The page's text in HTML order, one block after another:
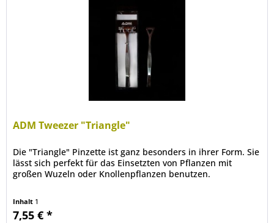
ADM Tweezer "Triangle"
Die "Triangle" Pinzette ist ganz besonders in ihrer Form. Sie
lässt sich perfekt für das Einsetzten von Pflanzen mit
großen Wuzeln oder Knollenpflanzen benutzen.
Inhalt 1
7,55 € *